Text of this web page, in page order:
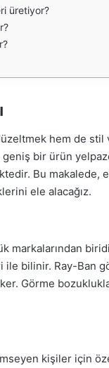
üretiyor?
hem de
bir ürün
Bu makalede,
ele alacağız.
markalarından
bilinir. Ray-Ban
Görme
kişiler için